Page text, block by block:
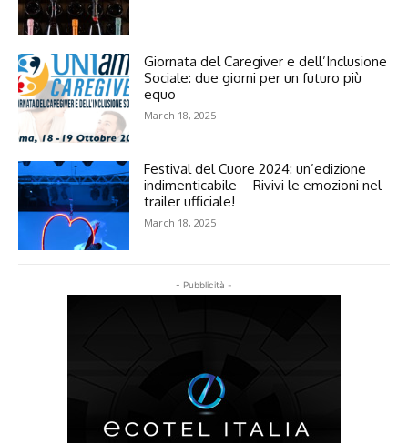
Giornata del Caregiver e dell’Inclusione
Sociale: due giorni per un futuro più
equo
March 18, 2025
Festival del Cuore 2024: un’edizione
indimenticabile – Rivivi le emozioni nel
trailer ufficiale!
March 18, 2025
- Pubblicità -